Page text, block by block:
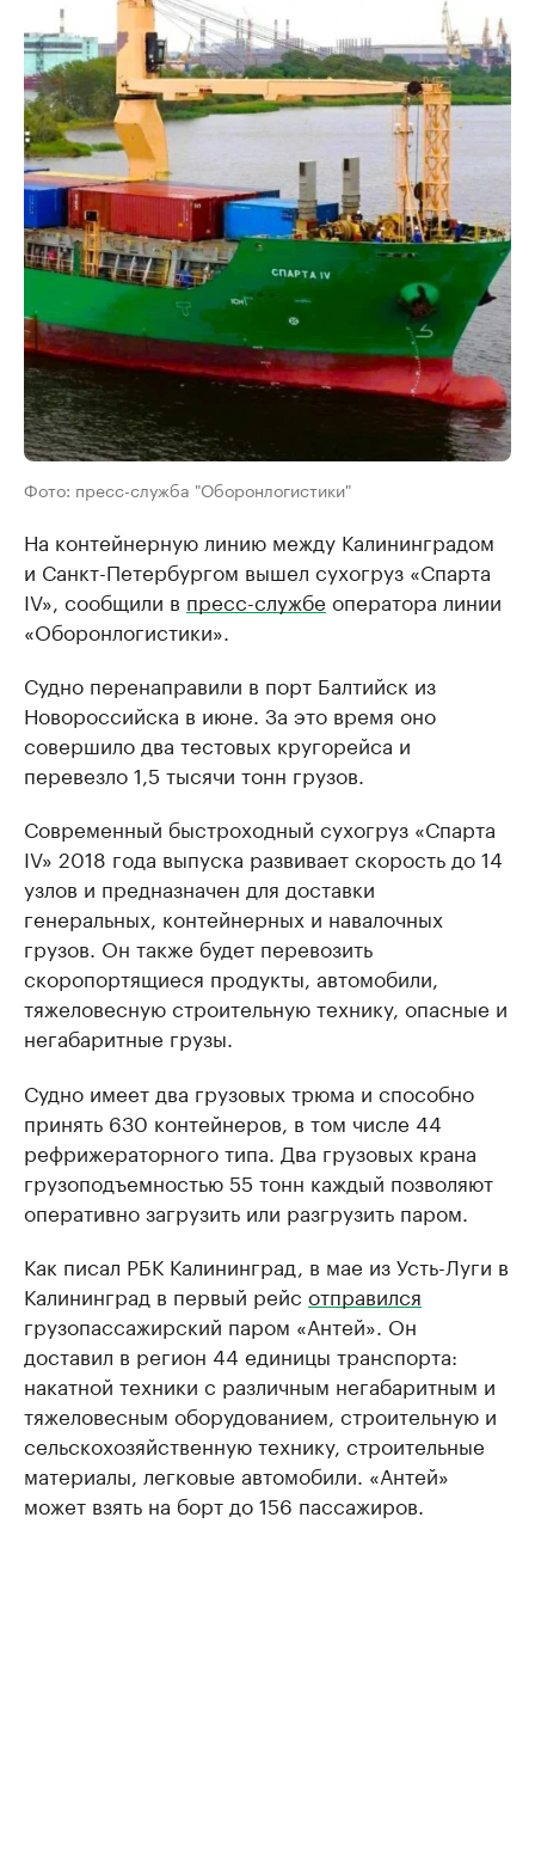
Фото: пресс-служба "Оборонлогистики"
На контейнерную линию между Калининградом
и Санкт-Петербургом вышел сухогруз «Спарта
IV», сообщили в пресс-службе оператора линии
«Оборонлогистики».
Судно перенаправили в порт Балтийск из
Новороссийска в июне. За это время оно
совершило два тестовых кругорейса и
перевезло 1,5 тысячи тонн грузов.
Современный быстроходный сухогруз «Спарта
IV» 2018 года выпуска развивает скорость до 14
узлов и предназначен для доставки
генеральных, контейнерных и навалочных
грузов. Он также будет перевозить
скоропортящиеся продукты, автомобили,
тяжеловесную строительную технику, опасные и
негабаритные грузы.
Судно имеет два грузовых трюма и способно
принять 630 контейнеров, в том числе 44
рефрижераторного типа. Два грузовых крана
грузоподъемностью 55 тонн каждый позволяют
оперативно загрузить или разгрузить паром.
Как писал РБК Калининград, в мае из Усть-Луги в
Калининград в первый рейс отправился
грузопассажирский паром «Антей». Он
доставил в регион 44 единицы транспорта:
накатной техники с различным негабаритным и
тяжеловесным оборудованием, строительную и
сельскохозяйственную технику, строительные
материалы, легковые автомобили. «Антей»
может взять на борт до 156 пассажиров.